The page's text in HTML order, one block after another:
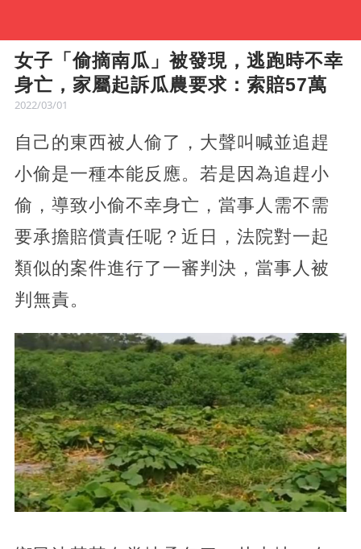
女子「偷摘南瓜」被發現，逃跑時不幸
身亡，家屬起訴瓜農要求：索賠57萬
2022/03/01
自己的東西被人偷了，大聲叫喊並追趕
小偷是一種本能反應。若是因為追趕小
偷，導致小偷不幸身亡，當事人需不需
要承擔賠償責任呢？近日，法院對一起
類似的案件進行了一審判決，當事人被
判無責。